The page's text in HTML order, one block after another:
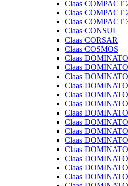
Claas COMPACT
Claas COMPACT
Claas COMPACT
Claas CONSUL
Claas CORSAR
Claas COSMOS
Claas
Claas
Claas
Claas
Claas
Claas
Claas
Claas
Claas
Claas
Claas
Claas
Claas
Claas